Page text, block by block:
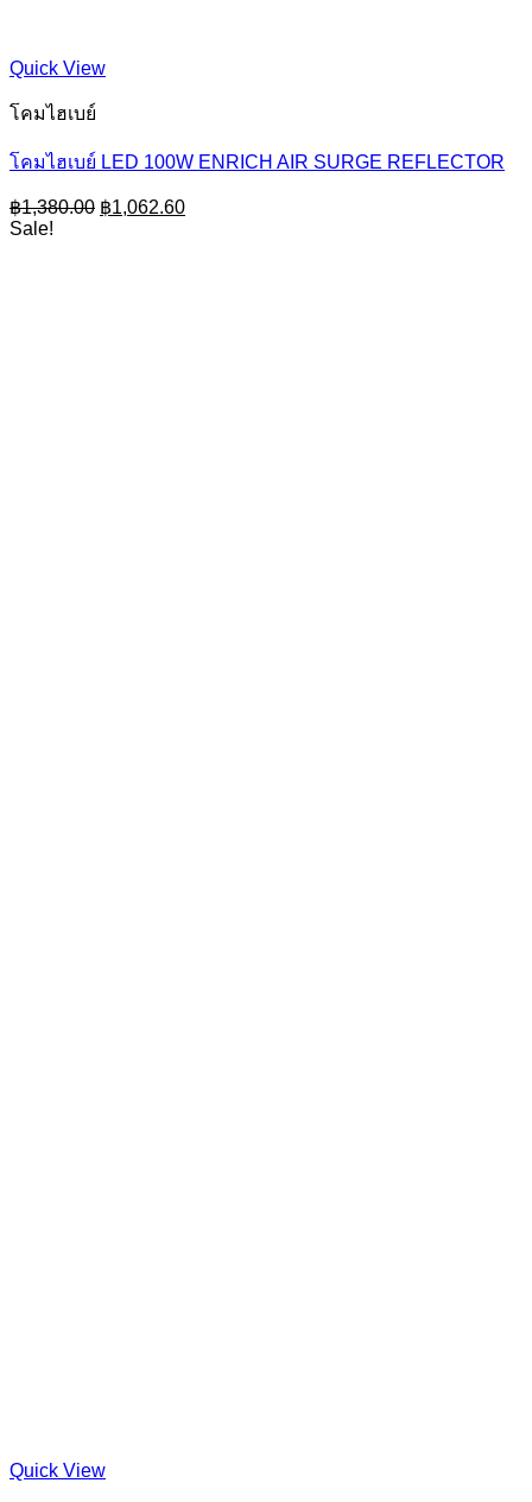
Quick View
โคมไฮเบย์
โคมไฮเบย์ LED 100W ENRICH AIR SURGE REFLECTOR
฿1,380.00 Original
฿1,062.60Current
Sale!
Quick View